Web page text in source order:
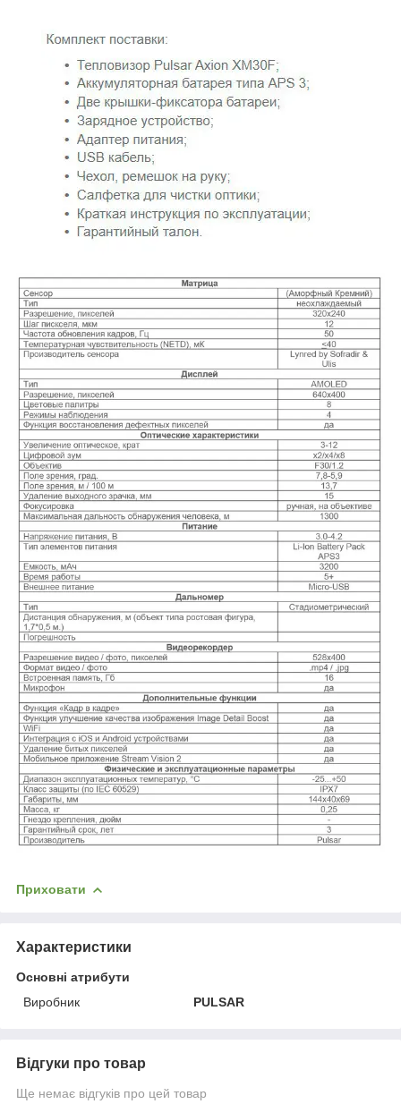
Приховати
Характеристики
Основні атрибути
Виробник
PULSAR
Відгуки про товар
Ще немає відгуків про цей товар